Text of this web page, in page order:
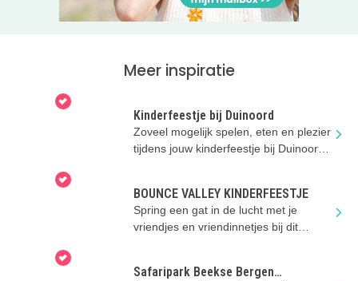
Meer inspiratie
Kinderfeestje bij Duinoord
Zoveel mogelijk spelen, eten en plezier
tijdens jouw kinderfeestje bij Duinoord
BOUNCE VALLEY KINDERFEESTJE
Spring een gat in de lucht met je
vriendjes en vriendinnetjes bij dit
Safaripark Beekse Bergen